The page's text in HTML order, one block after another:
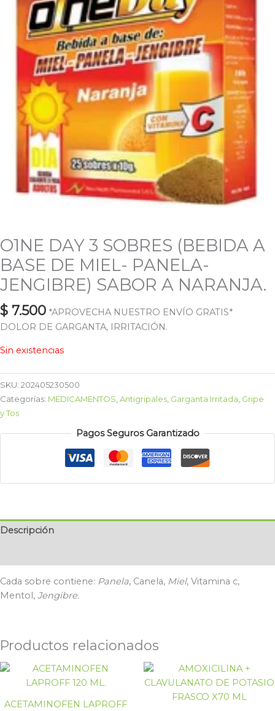
O1NE DAY 3 SOBRES (BEBIDA A
BASE DE MIEL- PANELA-
JENGIBRE) SABOR A NARANJA.
$ 7.500 *APROVECHA NUESTRO ENVÍO GRATIS*
DOLOR DE GARGANTA, IRRITACIÓN.
Sin existencias
SKU: 202405230500
Categorías: MEDICAMENTOS Antigripales Garganta Irritada Gripe
y Tos
Pagos Seguros Garantizado
Descripción
Cada sobre contiene: Panela, Canela, Miel, Vitamina c,
Mentol, Jengibre.
Productos relacionados
ACETAMINOFEN LAPROFF